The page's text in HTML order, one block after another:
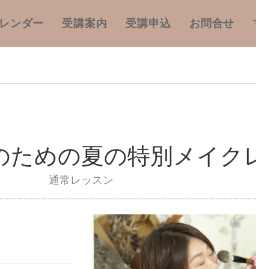
ンダー 受講案内 受講申込 お問合せ
ための夏の特別メイク
通常レッスン